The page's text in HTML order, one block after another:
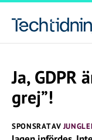
Ja, GDPR
grej”!
SPONSRAT AV